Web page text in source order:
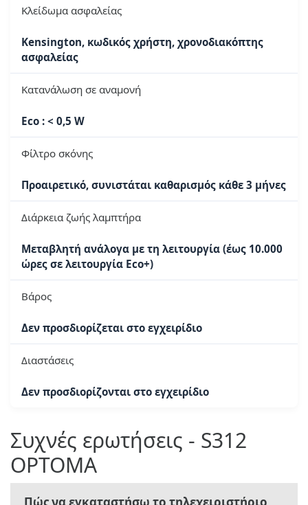
Κλείδωμα ασφαλείας
Kensington, κωδικός χρήστη, χρονοδιακόπτης
ασφαλείας
Κατανάλωση σε αναμονή
Eco : < 0,5 W
Φίλτρο σκόνης
Προαιρετικό, συνιστάται καθαρισμός κάθε 3 μήνες
Διάρκεια ζωής λαμπτήρα
Μεταβλητή ανάλογα με τη λειτουργία (έως 10.000
ώρες σε λειτουργία Eco+)
Βάρος
Δεν προσδιορίζεται στο εγχειρίδιο
Διαστάσεις
Δεν προσδιορίζονται στο εγχειρίδιο
Συχνές ερωτήσεις - S312
OPTOMA